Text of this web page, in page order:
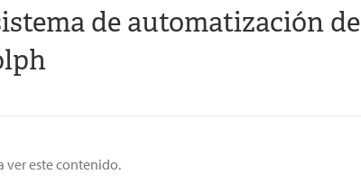
de automatización
ver este contenido.